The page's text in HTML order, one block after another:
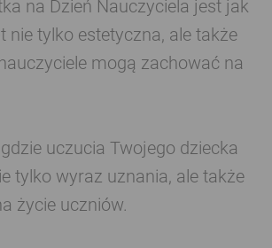
na Dzień Nauczyciela jest jak
nie tylko estetyczna, ale także
mogą zachować na
uczucia Twojego dziecka
tylko wyraz uznania, ale także
życie uczniów.